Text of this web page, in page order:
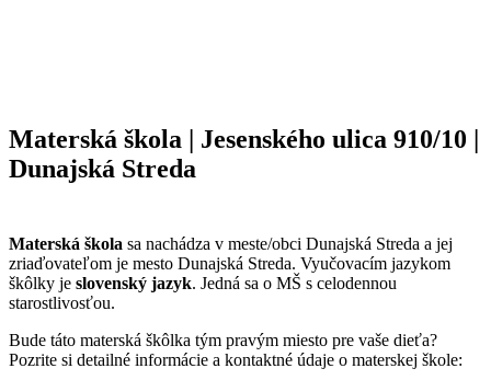
Materská škola | Jesenského ulica 910/10 |
Dunajská Streda
Materská škola sa nachádza v meste/obci Dunajská Streda a jej
zriaďovateľom je mesto Dunajská Streda. Vyučovacím jazykom
škôlky je slovenský jazyk. Jedná sa o MŠ s celodennou
starostlivosťou.
Bude táto materská škôlka tým pravým miesto pre vaše dieťa?
Pozrite si detailné informácie a kontaktné údaje o materskej škole: